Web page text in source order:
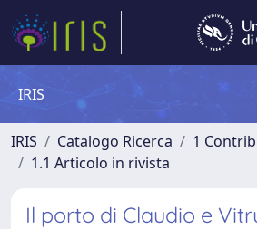
IRIS
IRIS Catalogo Ricerca
1
1.1 Articolo in rivista
Il porto di Claudio e